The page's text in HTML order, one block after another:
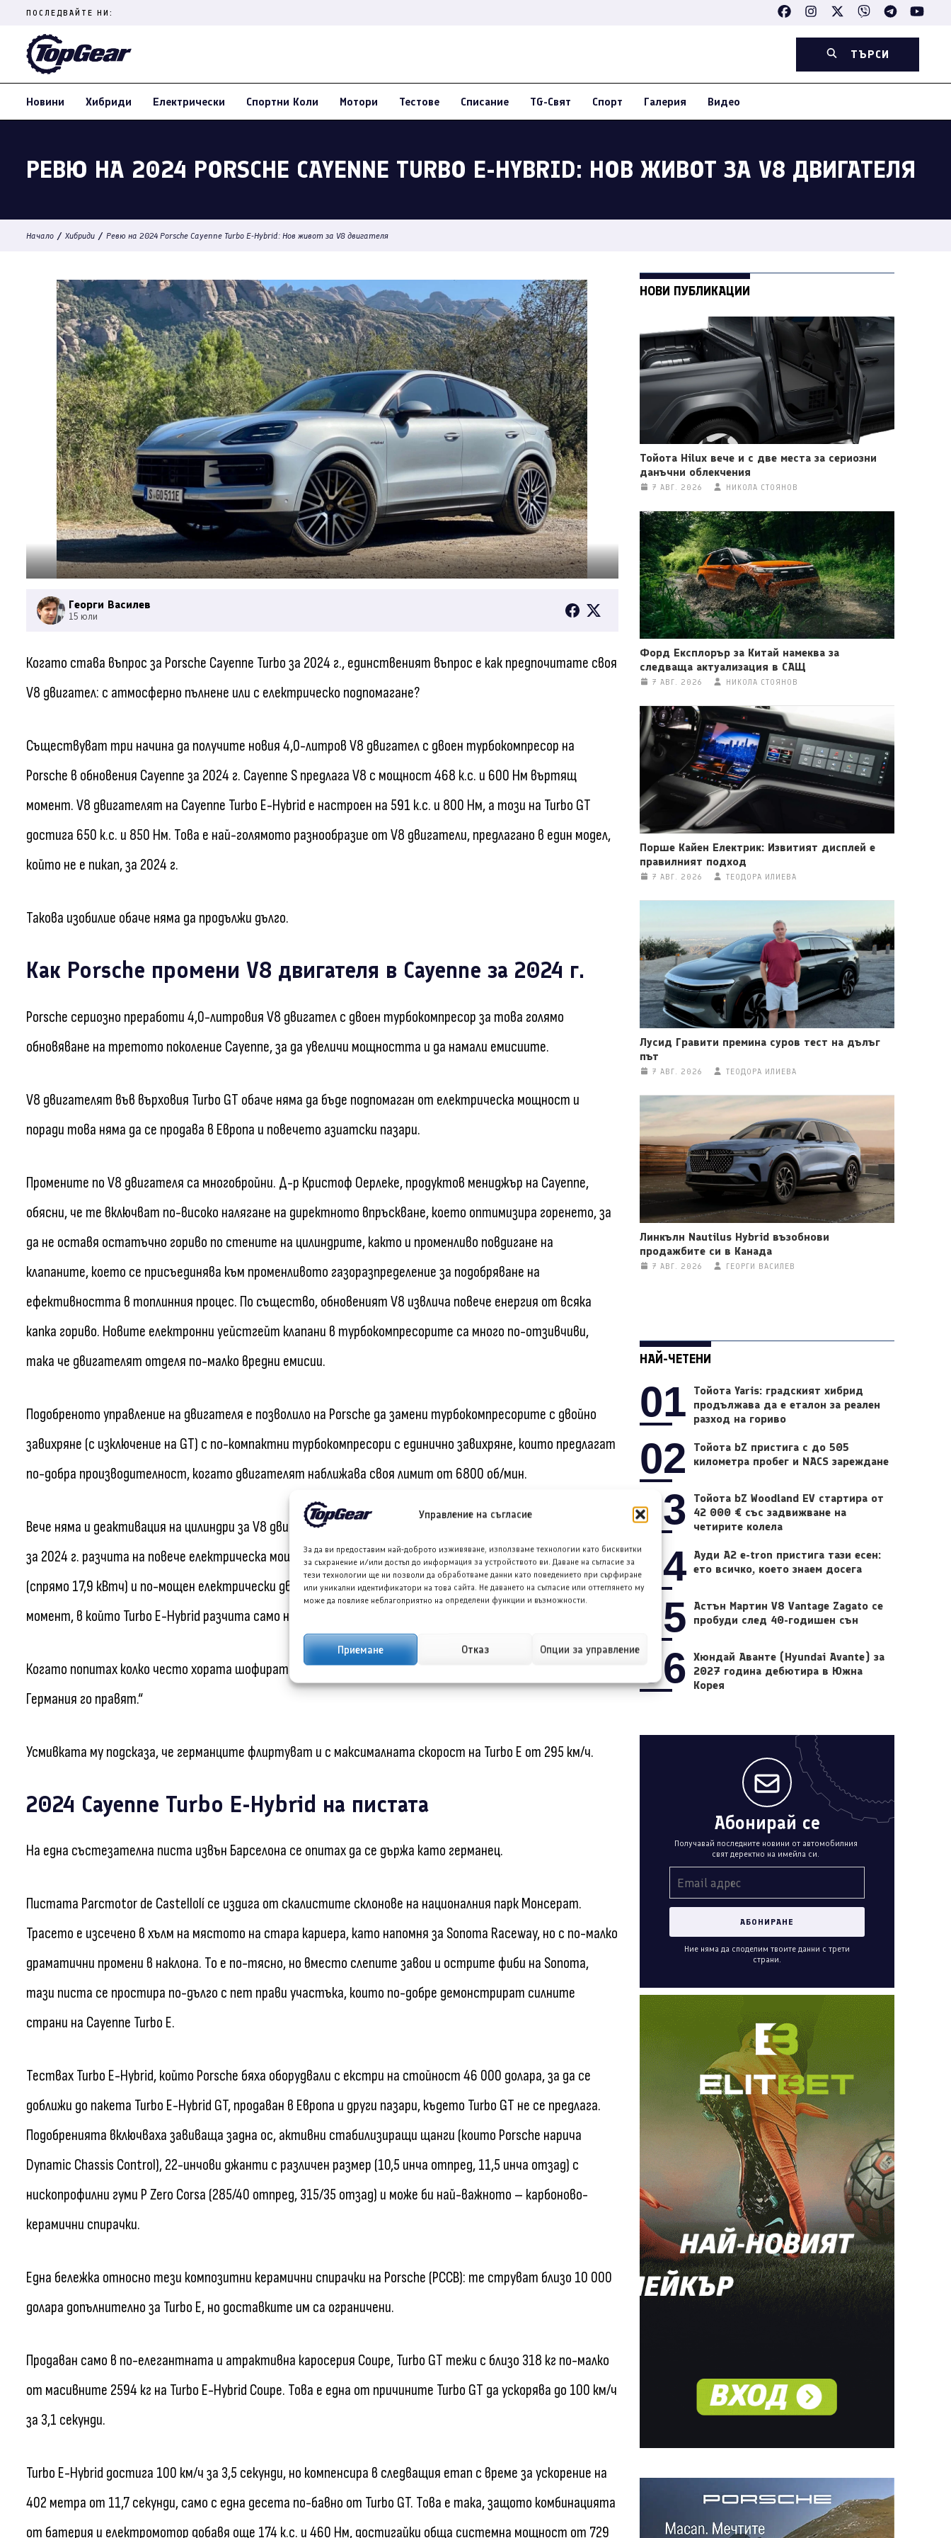
Управление на съгласие
За да ви предоставим най-доброто изживяване, използваме технологии като бисквитки
за съхранение и/или достъп до информация за устройството ви. Даване на съгласие за
тези технологии ще ни позволи да обработваме данни като поведението при сърфиране
или уникални идентификатори на това сайта. Не даването на съгласие или оттеглянето му
може да повлияе неблагоприятно на определени функции и възможности.
Приемане Отказ Опции за управление
content
(Press
ПОСЛЕДВАЙТЕ НИ:
ТЪРСИ
Новини Хибриди Електрически Спортни Коли Мотори Тестове Списание TG-Свят Спорт Галерия Видео
РЕВЮ НА 2024 PORSCHE CAYENNE TURBO E-HYBRID: НОВ ЖИВОТ ЗА V8 ДВИГАТЕЛЯ
Начало / Хибриди / Ревю на 2024 Porsche Cayenne Turbo E-Hybrid: Нов живот за V8 двигателя
Георги Василев
15 юли
Когато става въпрос за Porsche Cayenne Turbo за 2024 г., единственият въпрос е как предпочитате своя
V8 двигател: с атмосферно пълнене или с електрическо подпомагане?
Съществуват три начина да получите новия 4,0-литров V8 двигател с двоен турбокомпресор на
Porsche в обновения Cayenne за 2024 г. Cayenne S предлага V8 с мощност 468 к.с. и 600 Нм въртящ
момент. V8 двигателят на Cayenne Turbo E-Hybrid е настроен на 591 к.с. и 800 Нм, а този на Turbo GT
достига 650 к.с. и 850 Нм. Това е най-голямото разнообразие от V8 двигатели, предлагано в един модел,
който не е пикап, за 2024 г.
Такова изобилие обаче няма да продължи дълго.
Как Porsche промени V8 двигателя в Cayenne за 2024 г.
Porsche сериозно преработи 4,0-литровия V8 двигател с двоен турбокомпресор за това голямо
обновяване на третото поколение Cayenne, за да увеличи мощността и да намали емисиите.
V8 двигателят във върховия Turbo GT обаче няма да бъде подпомаган от електрическа мощност и
поради това няма да се продава в Европа и повечето азиатски пазари.
Промените по V8 двигателя са многобройни. Д-р Кристоф Оерлеке, продуктов мениджър на Cayenne,
обясни, че те включват по-високо налягане на директното впръскване, което оптимизира горенето, за
да не оставя остатъчно гориво по стените на цилиндрите, както и променливо повдигане на
клапаните, което се присъединява към променливото газоразпределение за подобряване на
ефективността в топлинния процес. По същество, обновеният V8 извлича повече енергия от всяка
капка гориво. Новите електронни уейстгейт клапани в турбокомпресорите са много по-отзивчиви,
така че двигателят отделя по-малко вредни емисии.
Подобреното управление на двигателя е позволило на Porsche да замени турбокомпресорите с двойно
завихряне (с изключение на GT) с по-компактни турбокомпресори с единично завихряне, които предлагат
по-добра производителност, когато двигателят наближава своя лимит от 6800 об/мин.
Вече няма и деактивация на цилиндри за V8 двигателя на Cayenne Turbo. Моделът Cayenne Turbo E-Hybrid
за 2024 г. разчита на повече електрическа мощност от по-голяма батерия с капацитет 25,9 кВтч
(спрямо 17,9 кВтч) и по-мощен електрически двигател със 130 кВ (спрямо 100 кВ). Единственият
момент, в който Turbo E-Hybrid разчита само на V8 двигателя, е при скорости над 135 км/ч.
Когато попитах колко често хората шофират с такава скорост, д-р Оерлеке бързо отговори: „В
Германия го правят.“
Усмивката му подсказа, че германците флиртуват и с максималната скорост на Turbo E от 295 км/ч.
2024 Cayenne Turbo E-Hybrid на пистата
На една състезателна писта извън Барселона се опитах да се държа като германец.
Пистата Parcmotor de Castellolí се издига от скалистите склонове на националния парк Монсерат.
Трасето е изсечено в хълм на мястото на стара кариера, като напомня за Sonoma Raceway, но с по-малко
драматични промени в наклона. То е по-тясно, но вместо слепите завои и острите фиби на Sonoma,
тази писта се простира по-дълго с пет прави участъка, които по-добре демонстрират силните
страни на Cayenne Turbo E.
Тествах Turbo E-Hybrid, който Porsche бяха оборудвали с екстри на стойност 46 000 долара, за да се
доближи до пакета Turbo E-Hybrid GT, продаван в Европа и други пазари, където Turbo GT не се предлага.
Подобренията включваха завиваща задна ос, активни стабилизиращи щанги (които Porsche нарича
Dynamic Chassis Control), 22-инчови джанти с различен размер (10,5 инча отпред, 11,5 инча отзад) с
нископрофилни гуми P Zero Corsa (285/40 отпред, 315/35 отзад) и може би най-важното – карбоново-
керамични спирачки.
Една бележка относно тези композитни керамични спирачки на Porsche (PCCB): те струват близо 10 000
долара допълнително за Turbo E, но доставките им са ограничени.
Продаван само в по-елегантната и атрактивна каросерия Coupe, Turbo GT тежи с близо 318 кг по-малко
от масивните 2594 кг на Turbo E-Hybrid Coupe. Това е една от причините Turbo GT да ускорява до 100 км/ч
за 3,1 секунди.
Turbo E-Hybrid достига 100 км/ч за 3,5 секунди, но компенсира в следващия етап с време за ускорение на
402 метра от 11,7 секунди, само с една десета по-бавно от Turbo GT. Това е така, защото комбинацията
от батерия и електромотор добавя още 174 к.с. и 460 Нм, достигайки обща системна мощност от 729
НОВИ ПУБЛИКАЦИИ
Тойота Hilux вече и с две места за сериозни
данъчни облекчения
7 АВГ. 2026 НИКОЛА СТОЯНОВ
Форд Експлорър за Китай намеква за
следваща актуализация в САЩ
7 АВГ. 2026 НИКОЛА СТОЯНОВ
Порше Кайен Електрик: Извитият дисплей е
правилният подход
7 АВГ. 2026 ТЕОДОРА ИЛИЕВА
Лусид Гравити премина суров тест на дълъг
път
7 АВГ. 2026 ТЕОДОРА ИЛИЕВА
Линкълн Nautilus Hybrid възобнови
продажбите си в Канада
7 АВГ. 2026 ГЕОРГИ ВАСИЛЕВ
НАЙ-ЧЕТЕНИ
01
Тойота Yaris: градският хибрид
продължава да е еталон за реален
разход на гориво
02
Тойота bZ пристига с до 505
километра пробег и NACS зареждане
03
Тойота bZ Woodland EV стартира от
42 000 € със задвижване на
четирите колела
04 Ауди A2 e-tron пристига тази есен:
ето всичко, което знаем досега
05
Астън Мартин V8 Vantage Zagato се
пробуди след 40-годишен сън
06 Хюндай Аванте (Hyundai Avante) за
2027 година дебютира в Южна
Корея
Абонирай се
Получавай последните новини от автомобилния
свят деректно на имейла си.
Ние няма да споделим твоите данни с трети
страни.